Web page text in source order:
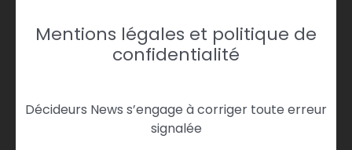
Mentions légales et politique de
confidentialité
Décideurs News s’engage à corriger toute erreur
signalée